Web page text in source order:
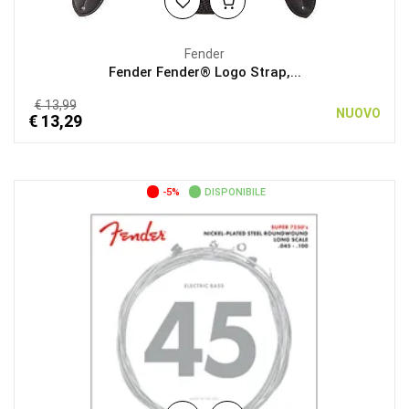
Fender
Fender Fender® Logo Strap,...
€ 13,99
€ 13,29 NUOVO
-5% DISPONIBILE